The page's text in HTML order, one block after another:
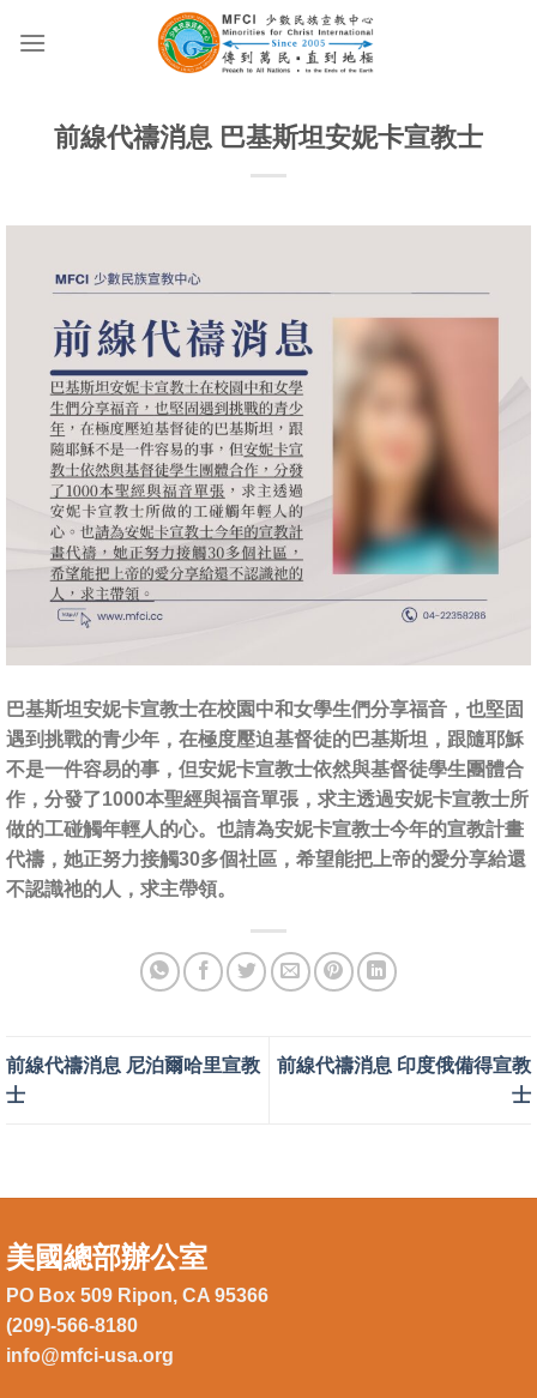
前線代禱消息 巴基斯坦安妮卡宣教士
巴基斯坦安妮卡宣教士在校園中和女學生們分享福音，也堅固
遇到挑戰的青少年，在極度壓迫基督徒的巴基斯坦，跟隨耶穌
不是一件容易的事，但安妮卡宣教士依然與基督徒學生團體合
作，分發了1000本聖經與福音單張，求主透過安妮卡宣教士所
做的工碰觸年輕人的心。也請為安妮卡宣教士今年的宣教計畫
代禱，她正努力接觸30多個社區，希望能把上帝的愛分享給還
不認識祂的人，求主帶領。
前線代禱消息 尼泊爾哈里宣教
士
前線代禱消息 印度俄備得宣教
士
美國總部辦公室
PO Box 509 Ripon, CA 95366
(209)-566-8180
info@mfci-usa.org